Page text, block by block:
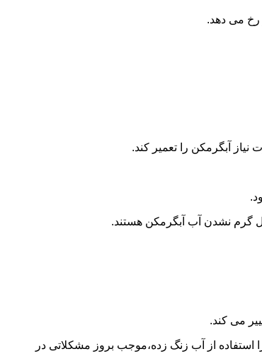
می دهد.
آبگرمکن را تعمیر کند.
گرم نشدن آب آبگرمکن هستند.
می کند.
از آب زنگ زده،موجب بروز مشکلاتی در